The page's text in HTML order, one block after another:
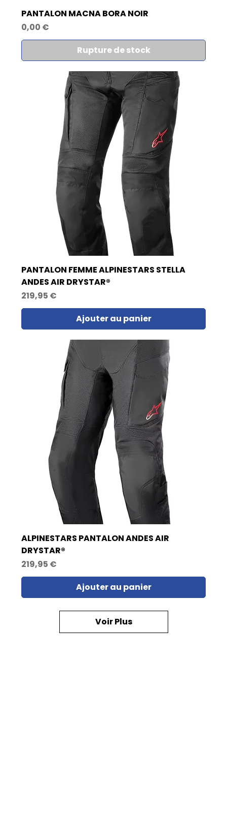
PANTALON MACNA BORA NOIR
Prix
0,00 €
Rupture de stock
PANTALON FEMME ALPINESTARS STELLA
ANDES AIR DRYSTAR®
Prix
219,95 €
Ajouter au panier
ALPINESTARS PANTALON ANDES AIR
DRYSTAR®
Prix
219,95 €
Ajouter au panier
Voir Plus